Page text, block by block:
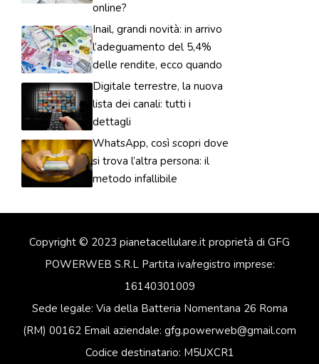
online?
Inail, grandi novità: in arrivo
l’adeguamento del 5,4%
delle rendite, ecco quando
Digitale terrestre, la nuova
lista dei canali: tutti i
dettagli
WhatsApp, così scopri dove
si trova l’altra persona: il
metodo infallibile
Copyright © 2023 pianetacellulare.it proprietà di GFG
POWERWEB S.R.L Partita iva/registro imprese:
16140301009
Sede legale: Via della Batteria Nomentana 26 Roma
(RM) 00162 Email aziendale: gfg.powerweb@gmail.com
Codice destinatario: M5UXCR1